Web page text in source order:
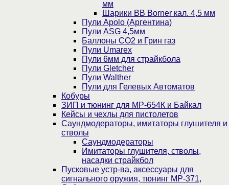
мм
Шарики BB Borner кал. 4,5 мм
Пули Apolo (Аргентина)
Пули ASG 4,5мм
Баллоны CO2 и Грин газ
Пули Umarex
Пули 6мм для страйкбола
Пули Gletcher
Пули Walther
Пули для Гелевых Автоматов
Кобуры
ЗИП и тюнинг для МР-654К и Байкал
Кейсы и чехлы для пистолетов
Саундмодераторы, имитаторы глушителя и
стволы
Саундмодераторы
Имитаторы глушителя, стволы,
насадки страйкбол
Пусковые устр-ва, аксессуары для
сигнального оружия, тюнинг МР-371,